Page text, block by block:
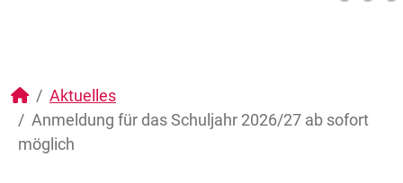
Aktuelles
Anmeldung für das Schuljahr 2026/27 ab sofort
möglich